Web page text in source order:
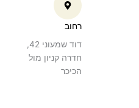
רחוב
דוד שמעוני 42,
חדרה קניון מול
הכיכר